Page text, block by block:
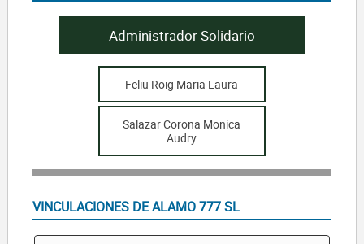
Administrador Solidario
Feliu Roig Maria Laura
Salazar Corona Monica
Audry
VINCULACIONES DE ALAMO 777 SL